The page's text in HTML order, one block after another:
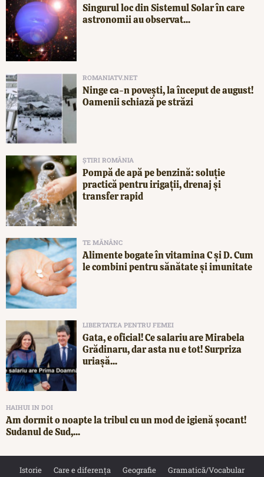
Singurul loc din Sistemul Solar în care
astronomii au observat...
ROMANIATV.NET
Ninge ca-n povești, la început de august!
Oamenii schiază pe străzi
ȘTIRI ROMÂNIA
Pompă de apă pe benzină: soluție
practică pentru irigații, drenaj și
transfer rapid
TE MĂNÂNC
Alimente bogate în vitamina C și D. Cum
le combini pentru sănătate și imunitate
LIBERTATEA PENTRU FEMEI
Gata, e oficial! Ce salariu are Mirabela
Grădinaru, dar asta nu e tot! Surpriza
uriașă...
HAIHUI IN DOI
Am dormit o noapte la tribul cu un mod de igienă șocant!
Sudanul de Sud,...
Istorie Care e diferența Geografie Gramatică/Vocabular